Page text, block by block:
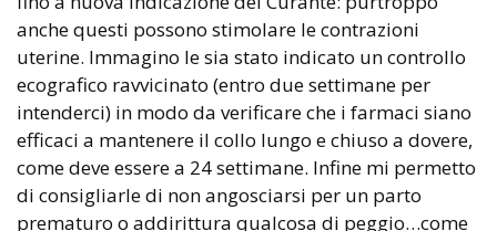
anche questi possono stimolare le contrazioni
uterine. Immagino le sia stato indicato un controllo
ecografico ravvicinato (entro due settimane per
intenderci) in modo da verificare che i farmaci siano
efficaci a mantenere il collo lungo e chiuso a dovere,
come deve essere a 24 settimane. Infine mi permetto
di consigliarle di non angosciarsi per un parto
prematuro o addirittura qualcosa di peggio…come